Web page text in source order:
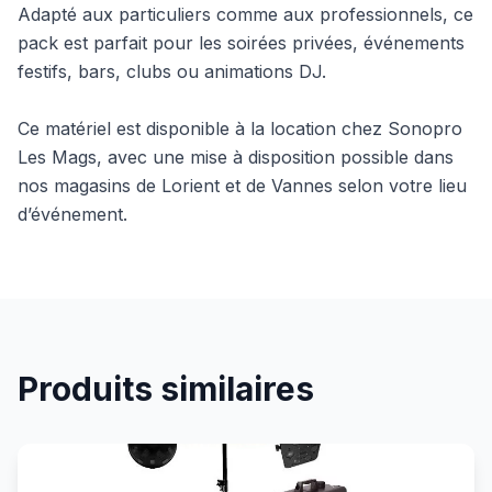
Adapté aux particuliers comme aux professionnels, ce
pack est parfait pour les soirées privées, événements
festifs, bars, clubs ou animations DJ.
Ce matériel est disponible à la location chez Sonopro
Les Mags, avec une mise à disposition possible dans
nos magasins de Lorient et de Vannes selon votre lieu
d’événement.
Produits similaires